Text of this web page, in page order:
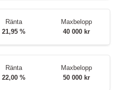
Ränta
21,95 %
Maxbelopp
40 000 kr
Ränta
22,00 %
Maxbelopp
50 000 kr